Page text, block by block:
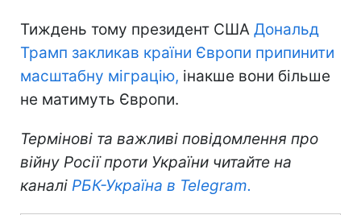
Тиждень тому президент США Дональд
Трамп закликав країни Європи припинити
масштабну міграцію, інакше вони більше
не матимуть Європи.
Термінові та важливі повідомлення про
війну Росії проти України читайте на
каналі РБК-Україна в Telegram.